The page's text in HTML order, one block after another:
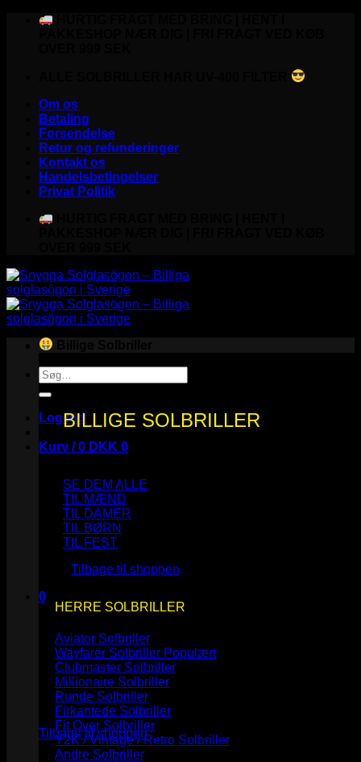
Fortsæt
Om os
Betaling
Forsendelse
Retur og refunderinger
Kontakt os
Handelsbetingelser
Privat Politik
Søg
efter:
Log ind
Kurv /0 DKK 0
Ingen varer i kurven.
Tilbage til shoppen
0
Kurv
Ingen varer i kurven.
Tilbage til shoppen
BILLIGE SOLBRILLER
SE DEM ALLE
TIL MÆND
TIL DAMER
TIL BØRN
TIL FEST
HERRE SOLBRILLER
Aviator Solbriller
Wayfarer Solbriller
Clubmaster Solbriller
Millionaire Solbriller
Runde Solbriller
Firkantede Solbriller
Fit Over Solbriller
Y2K / Vintage / Retro Solbriller
Andre Solbriller